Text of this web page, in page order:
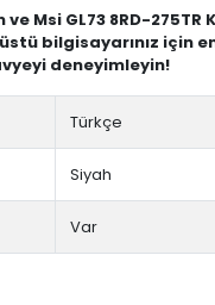
Msi GL73 8RD-275TR
bilgisayarınız için
deneyimleyin!
Türkçe
Siyah
Var